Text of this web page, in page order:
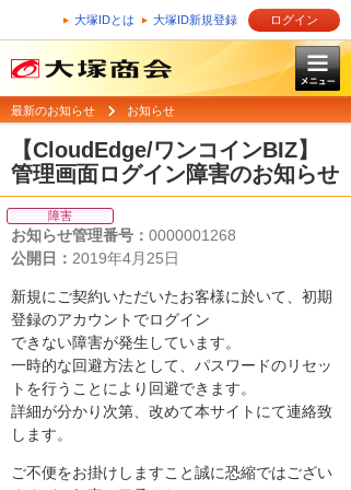
大塚IDとは 大塚ID新規登録 ログイン
最新のお知らせ お知らせ
【CloudEdge/ワンコインBIZ】
管理画面ログイン障害のお知らせ
障害
お知らせ管理番号： 0000001268
公開日： 2019年4月25日
新規にご契約いただいたお客様に於いて、初期
登録のアカウントでログイン
できない障害が発生しています。
一時的な回避方法として、パスワードのリセッ
トを行うことにより回避できます。
詳細が分かり次第、改めて本サイトにて連絡致
します。
ご不便をお掛けしますこと誠に恐縮ではござい